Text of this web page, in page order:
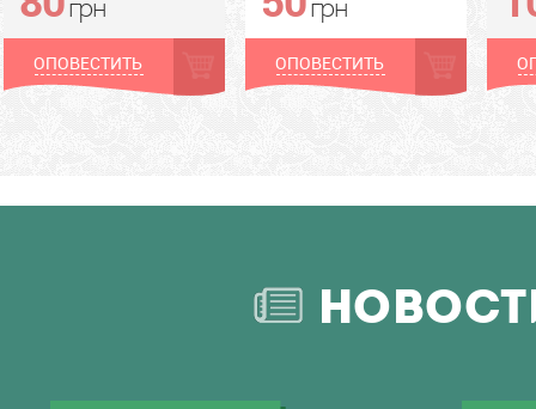
грн
ОПОВЕСТИТЬ
грн
ОПОВЕСТИТЬ